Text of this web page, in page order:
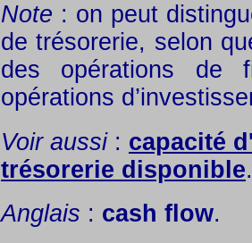
Note : on peut
de trésorerie, selon
des opérations de
opérations
Voir aussi: capacité
trésorerie disponible.
Anglais : cash flow.